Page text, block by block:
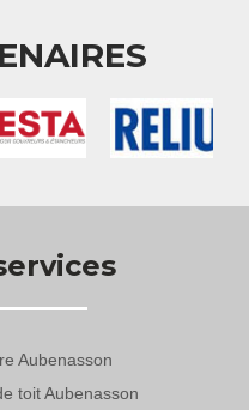
Aubenasson
toit Aubenasson